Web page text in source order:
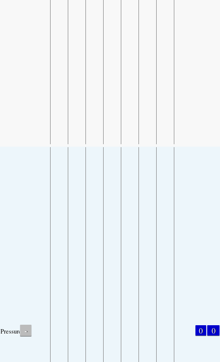
Pressure - 0 0